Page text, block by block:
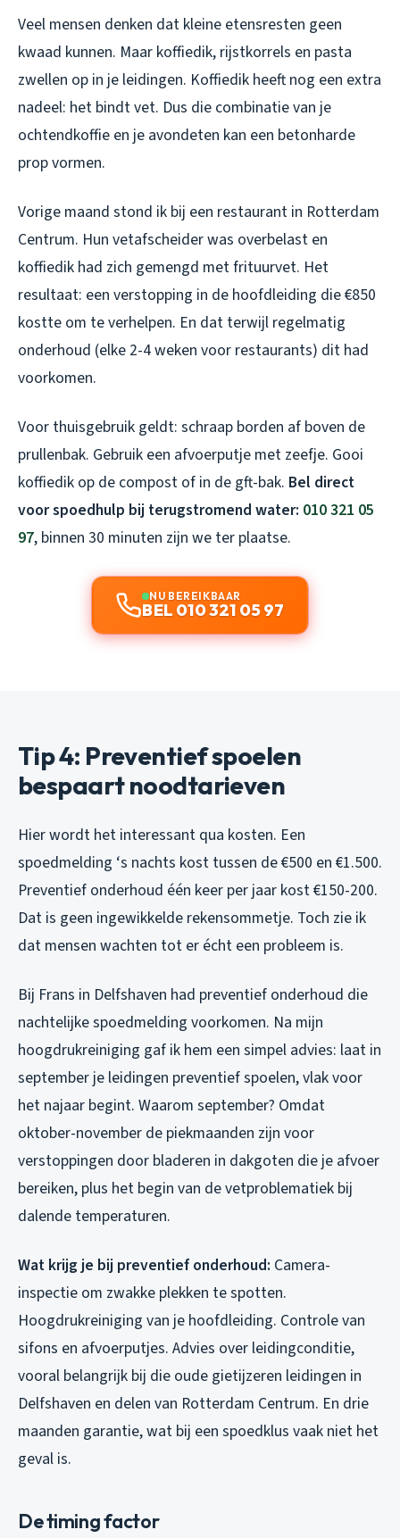
Veel mensen denken dat kleine etensresten geen
kwaad kunnen. Maar koffiedik, rijstkorrels en pasta
zwellen op in je leidingen. Koffiedik heeft nog een extra
nadeel: het bindt vet. Dus die combinatie van je
ochtendkoffie en je avondeten kan een betonharde
prop vormen.
Vorige maand stond ik bij een restaurant in Rotterdam
Centrum. Hun vetafscheider was overbelast en
koffiedik had zich gemengd met frituurvet. Het
resultaat: een verstopping in de hoofdleiding die €850
kostte om te verhelpen. En dat terwijl regelmatig
onderhoud (elke 2-4 weken voor restaurants) dit had
voorkomen.
Voor thuisgebruik geldt: schraap borden af boven de
prullenbak. Gebruik een afvoerputje met zeefje. Gooi
koffiedik op de compost of in de gft-bak. Bel direct
voor spoedhulp bij terugstromend water: 010 321 05
97, binnen 30 minuten zijn we ter plaatse.
NU BEREIKBAAR
BEL 010 321 05 97
Tip 4: Preventief spoelen
bespaart noodtarieven
Hier wordt het interessant qua kosten. Een
spoedmelding ‘s nachts kost tussen de €500 en €1.500.
Preventief onderhoud één keer per jaar kost €150-200.
Dat is geen ingewikkelde rekensommetje. Toch zie ik
dat mensen wachten tot er écht een probleem is.
Bij Frans in Delfshaven had preventief onderhoud die
nachtelijke spoedmelding voorkomen. Na mijn
hoogdrukreiniging gaf ik hem een simpel advies: laat in
september je leidingen preventief spoelen, vlak voor
het najaar begint. Waarom september? Omdat
oktober-november de piekmaanden zijn voor
verstoppingen door bladeren in dakgoten die je afvoer
bereiken, plus het begin van de vetproblematiek bij
dalende temperaturen.
Wat krijg je bij preventief onderhoud: Camera-
inspectie om zwakke plekken te spotten.
Hoogdrukreiniging van je hoofdleiding. Controle van
sifons en afvoerputjes. Advies over leidingconditie,
vooral belangrijk bij die oude gietijzeren leidingen in
Delfshaven en delen van Rotterdam Centrum. En drie
maanden garantie, wat bij een spoedklus vaak niet het
geval is.
De timing factor